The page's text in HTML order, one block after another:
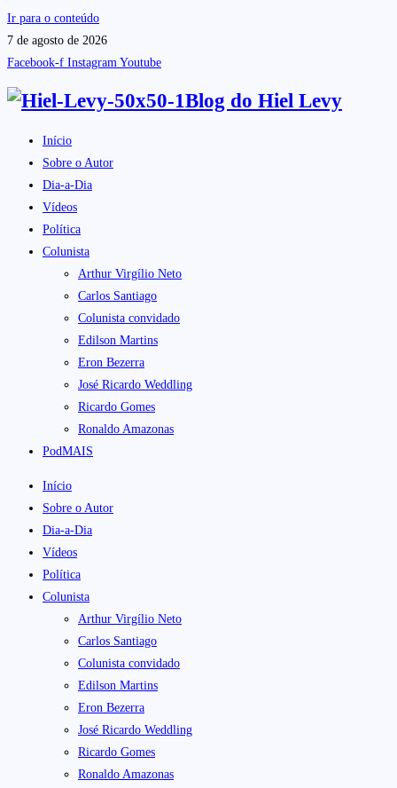
Ir para o conteúdo
7 de agosto de 2026
Facebook-f Instagram Youtube
Blog do Hiel Levy
Início
Sobre o Autor
Dia-a-Dia
Vídeos
Política
Colunista
Arthur Virgílio Neto
Carlos Santiago
Colunista convidado
Edilson Martins
Eron Bezerra
José Ricardo Weddling
Ricardo Gomes
Ronaldo Amazonas
PodMAIS
Início
Sobre o Autor
Dia-a-Dia
Vídeos
Política
Colunista
Arthur Virgílio Neto
Carlos Santiago
Colunista convidado
Edilson Martins
Eron Bezerra
José Ricardo Weddling
Ricardo Gomes
Ronaldo Amazonas